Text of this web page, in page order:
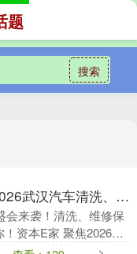
搜索
题
资本E家 聚焦2026武汉汽车清洗、维修保养及翻新展览会不容错过
会来袭！清洗、维修保
资本E家 聚焦2026武
养及翻新展览会不容